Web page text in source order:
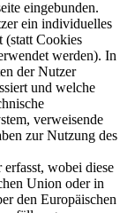
eingebunden.
ein individuelles
(statt Cookies
werden). In
der Nutzer
und welche
verweisende
zur Nutzung des
wobei diese
Union oder in
den Europäischen